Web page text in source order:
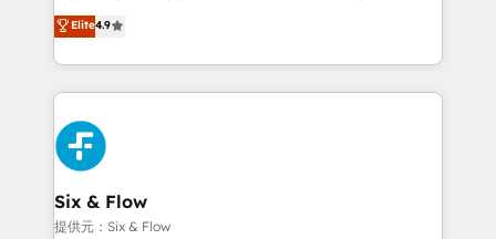
business, processes and systems 🏢 We specialise in
working with mid-market and enterprise
organisations, global organisations and those with
complex use cases 🏆 CRM Implementation,
Platform Enablement, Custom Integration and
Onboarding Accredited 🔐 ISO27001 & ISO9001
Certified
process-oriented teams implementing HubSpot
Marketing, Sales, Service, CMS and Operations Hub,
so selling and actually engaging with your customers
feels easy and pain-free. We are a top ranked
HubSpot Elite Partner, winner of Rookie of the Year
and Customer First Awards, 4.9/5 rating in HubSpot
Reviews and 4.9/5 rating in Clutch Reviews. Digifianz
helps the following industries: logistics & 3PL, home
improvement & construction, branding and
Elite4.9
Six & Flow
提供元：Six & Flow